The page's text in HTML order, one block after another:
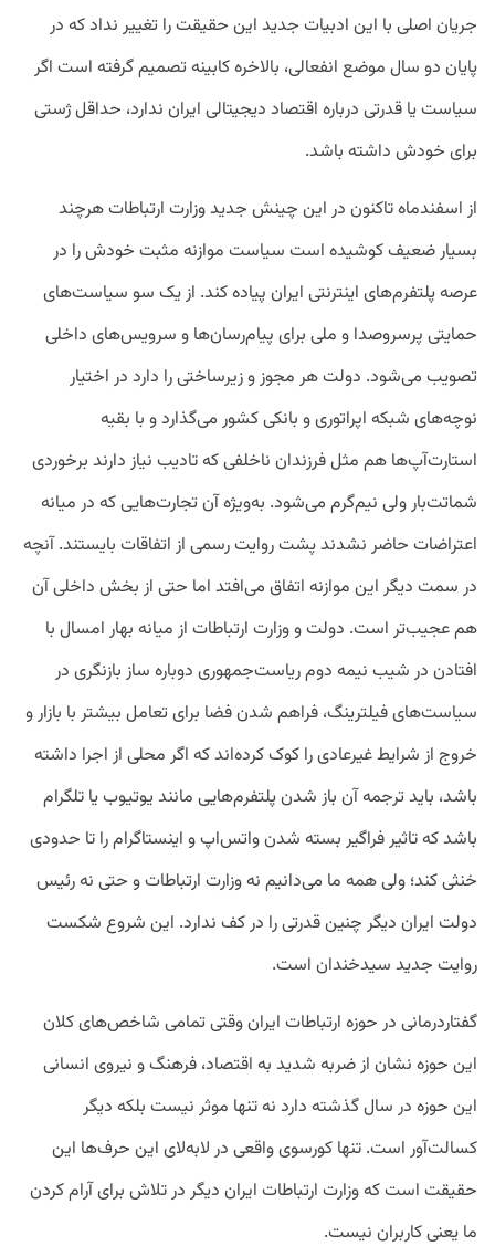
جریان اصلی با این ادبیات جدید این حقیقت را تغییر نداد که در
پایان دو سال موضع انفعالی، بالاخره کابینه تصمیم گرفته است اگر
سیاست یا قدرتی درباره اقتصاد دیجیتالی ایران ندارد، حداقل ژستی
برای خودش داشته باشد.
از اسفندماه تاکنون در این چینش جدید وزارت ارتباطات هرچند
بسیار ضعیف کوشیده است سیاست موازنه مثبت خودش را در
عرصه پلتفرم‌های اینترنتی ایران پیاده کند. از یک ‌سو سیاست‌های
حمایتی پرسروصدا و ملی برای پیام‌رسان‌ها و سرویس‌های داخلی
تصویب می‌شود. دولت هر مجوز و زیرساختی را دارد در اختیار
نوچه‌های شبکه اپراتوری و بانکی کشور می‌گذارد و با بقیه
استارت‌آپ‌ها هم مثل فرزندان ناخلفی که تادیب نیاز دارند برخوردی
شماتت‌بار ولی نیم‌گرم می‌شود. به‌ویژه آن تجارت‌هایی که در میانه
اعتراضات حاضر نشدند پشت روایت رسمی از اتفاقات بایستند. آنچه
در سمت دیگر این موازنه اتفاق می‌افتد اما حتی از بخش داخلی آن
هم عجیب‌تر است. دولت و وزارت ارتباطات از میانه بهار امسال با
افتادن در شیب نیمه دوم ریاست‌جمهوری دوباره ساز بازنگری در
سیاست‌های فیلترینگ، فراهم‌ شدن فضا برای تعامل بیشتر با بازار و
خروج از شرایط غیرعادی را کوک کرده‌اند که اگر محلی از اجرا داشته
باشد، باید ترجمه آن باز شدن پلتفرم‌هایی مانند یوتیوب یا تلگرام
باشد که تاثیر فراگیر بسته ‌شدن واتس‌اپ و اینستاگرام را تا حدودی
خنثی کند؛ ولی همه ما می‌دانیم نه وزارت ارتباطات و حتی نه رئیس
دولت ایران دیگر چنین قدرتی را در کف ندارد. این شروع شکست
روایت جدید سیدخندان است.
گفتاردرمانی در حوزه ارتباطات ایران وقتی تمامی شاخص‌های کلان
این حوزه نشان از ضربه شدید به اقتصاد، فرهنگ و نیروی انسانی
این حوزه در سال گذشته دارد نه تنها موثر نیست بلکه دیگر
کسالت‌آور است. تنها کورسوی واقعی در لابه‌لای این حرف‌ها این
حقیقت است که وزارت ارتباطات ایران دیگر در تلاش برای آرام کردن
ما یعنی کاربران نیست.